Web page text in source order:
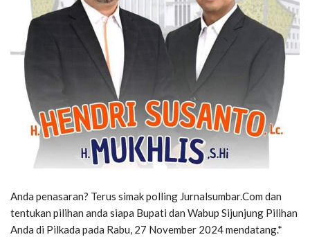
Anda penasaran? Terus simak polling Jurnalsumbar.Com dan
tentukan pilihan anda siapa Bupati dan Wabup Sijunjung Pilihan
Anda di Pilkada pada Rabu, 27 November 2024 mendatang.*